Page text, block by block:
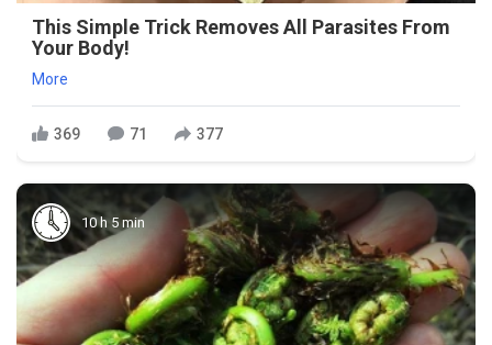
This Simple Trick Removes All Parasites From
Your Body!
More
369 71 377
10 h 5 min